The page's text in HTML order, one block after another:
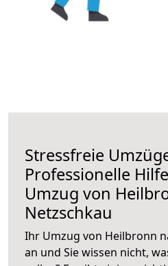
Stressfreie
Professionelle
Umzug von
Netzschkau
Ihr Umzug von Heilbronn
an und Sie wissen nicht,